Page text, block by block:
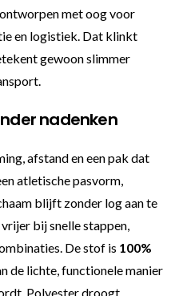
met oog voor
en logistiek. Dat klinkt
gewoon slimmer
nadenken
afstand en een pak dat
atletische pasvorm,
blijft zonder log aan te
bij snelle stappen,
De stof is 100%
de lichte, functionele manier
Polyester droogt